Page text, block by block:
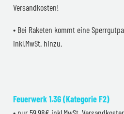
Versandkosten!
• Bei Raketen kommt eine
inkl.MwSt. hinzu.
Feuerwerk 1.3G (Kategorie F2)